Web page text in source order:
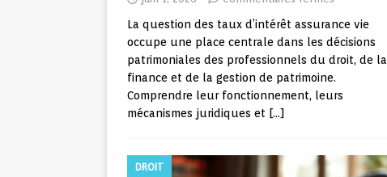
La question des taux d’intérêt assurance vie
occupe une place centrale dans les décisions
patrimoniales des professionnels du droit, de la
finance et de la gestion de patrimoine.
Comprendre leur fonctionnement, leurs
mécanismes juridiques et […]
DROIT